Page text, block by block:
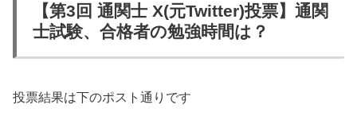
【第3回 通関士 X(元Twitter)投票】通関
士試験、合格者の勉強時間は？
投票結果は下のポスト通りです